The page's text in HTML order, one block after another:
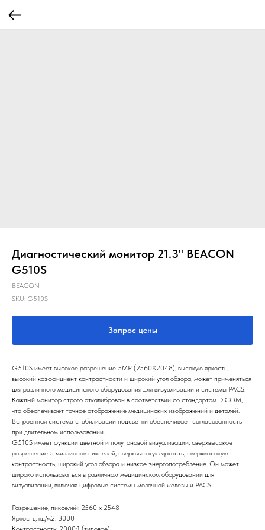
Диагностический монитор 21.3" BEACON
G510S
BEACON
SKU: G510S
Запрос цены
G510S имеет высокое разрешение 5MP (2560X2048), высокую яркость,
высокий коэффициент контрастности и широкий угол обзора, может применяться
для различного медицинского оборудования для визуализации и системы PACS.
Каждый монитор строго откалиброван в соответствии со стандартом DICOM,
что обеспечивает точное отображение медицинских изображений и деталей.
Встроенная система стабилизации подсветки обеспечивает согласованность
при длительном использовании.
G510S имеет функции цветной и полутоновой визуализации, сверхвысокое
разрешение 5 миллионов пикселей, сверхвысокую яркость, сверхвысокую
контрастность, широкий угол обзора и низкое энергопотребление. Он может
широко использоваться в различном медицинском оборудовании для
визуализации, включая цифровые системы молочной железы и PACS
Разрешение, пикселей: 2560 x 2548
Яркость, кд/м2: 3000